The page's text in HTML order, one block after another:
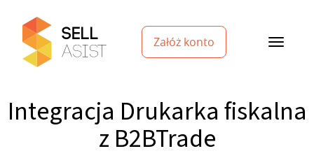
Załóż konto
Integracja Drukarka fiskalna
z B2BTrade